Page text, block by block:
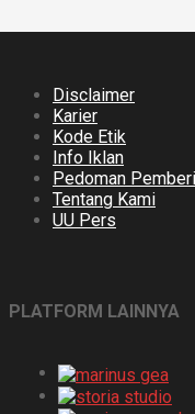
Disclaimer
Karier
Kode Etik
Info Iklan
Pedoman
Tentang Kami
UU Pers
PLATFORM LAINNYA